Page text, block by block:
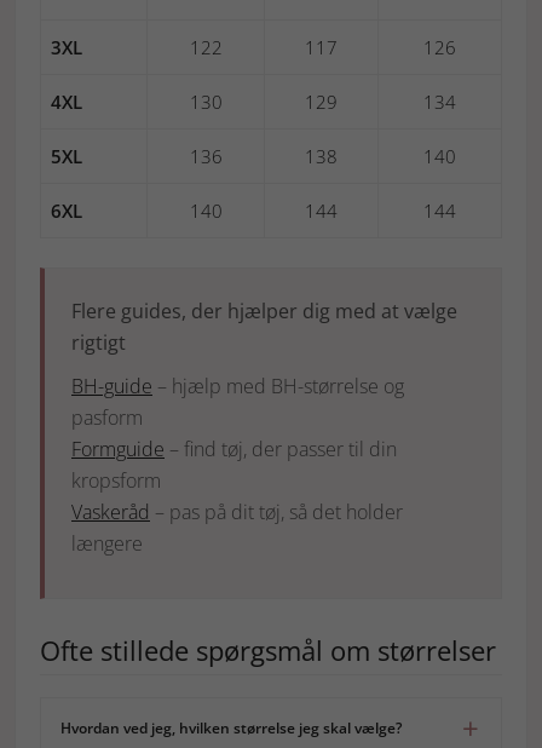
3XL 122 117 126
4XL 130 129 134
5XL 136 138 140
6XL 140 144 144
Flere guides, der hjælper dig med at vælge
rigtigt
BH-guide – hjælp med BH-størrelse og
pasform
Formguide – find tøj, der passer til din
kropsform
Vaskeråd – pas på dit tøj, så det holder
længere
Ofte stillede spørgsmål om størrelser
Hvordan ved jeg, hvilken størrelse jeg skal vælge?